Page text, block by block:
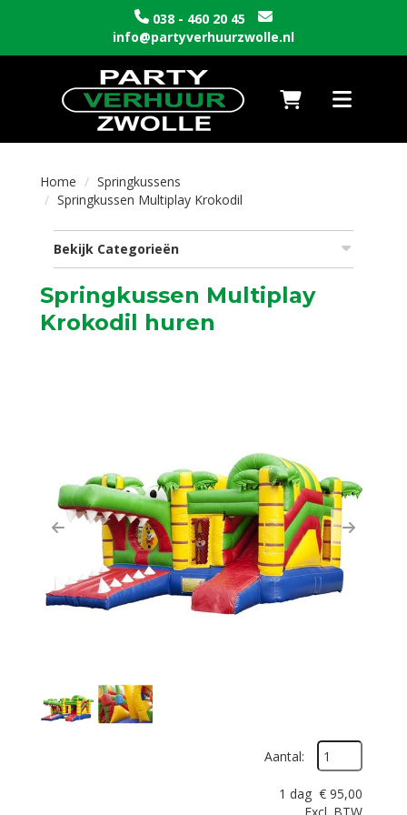
038 - 460 20 45
info@partyverhuurzwolle.nl
Naar winkelwagen
Toggle
Home
Springkussens
Springkussen Multiplay Krokodil
Bekijk Categorieën
Springkussen Multiplay
Krokodil huren
Previous Next
Aantal:
1 dag € 95,00